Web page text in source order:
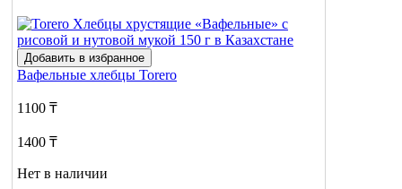
Добавить в избранное
Вафельные хлебцы Torero
1100 ₸
1400 ₸
Нет в наличии